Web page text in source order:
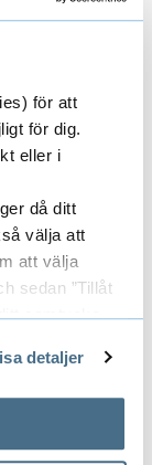
för att
för dig.
eller i
då ditt
välja att
att välja
sedan ”Tillåt
samtycke
kakorna
och
detaljer